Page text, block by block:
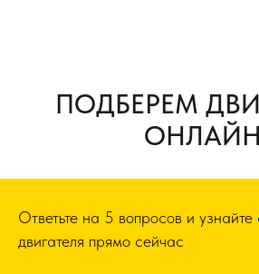
ПОДБЕРЕМ
ОНЛАЙН
Ответьте на 5 вопросов и узнайте
двигателя прямо сейчас